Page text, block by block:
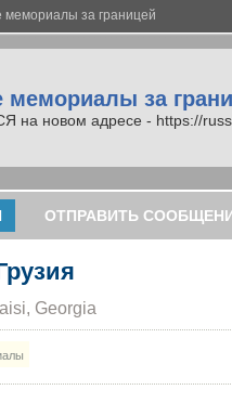
мемориалы за границей
мемориалы за
новом адресе - https://
ОТПРАВИТЬ
Georgia